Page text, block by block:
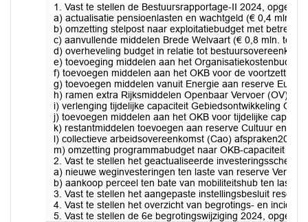
1. Vast te stellen de Bestuursrapportage-II 2024,
a) actualisatie pensioenlasten en wachtgeld (€ 0,4 mln.
b) omzetting stelpost naar exploitatiebudget met
c) aanvullende middelen Brede Welvaart (€ 0,8 mln. ten
d) overheveling budget in relatie tot
e) toevoeging middelen aan het
f) toevoegen middelen aan het OKB voor de voortzetting
g) toevoegen middelen vanuit Energie aan reserve
h) ramen extra Rijksmiddelen Openbaar Vervoer (OV)
i) verlenging tijdelijke capaciteit Gebiedsontwikkeling
j) toevoegen middelen aan het OKB voor tijdelijke
k) restantmiddelen toevoegen aan reserve Cultuur en
l) collectieve arbeidsovereenkomst (Cao) afspraken2024
m) omzetting programmabudget naar OKB-capaciteit
2. Vast te stellen het geactualiseerde
a) nieuwe weginvesteringen ten laste van reserve
b) aankoop perceel ten bate van mobiliteitshub ten laste
3. Vast te stellen het aangepaste instellingsbesluit
4. Vast te stellen het overzicht van begrotings- en
5. Vast te stellen de 6e begrotingswijziging 2024,